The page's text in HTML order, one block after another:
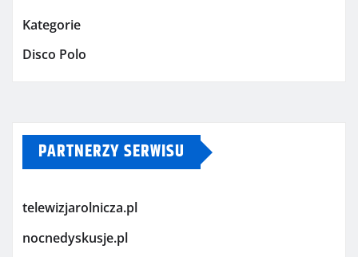
Kategorie
Disco Polo
PARTNERZY SERWISU
telewizjarolnicza.pl
nocnedyskusje.pl